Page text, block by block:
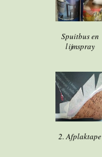
Spuitbus en
lijmspray
2. Afplaktape